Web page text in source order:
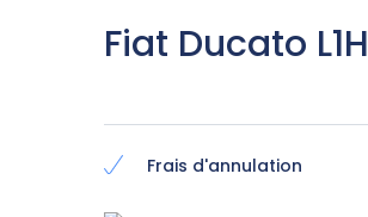
Fiat Ducato
Frais d'annulation